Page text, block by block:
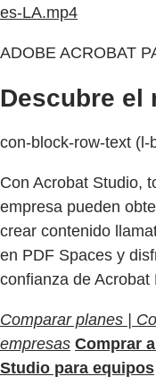
es-LA.mp4
ADOBE ACROBAT
Descubre el
con-block-row-text (l-
Con Acrobat Studio,
empresa pueden
crear contenido
en PDF Spaces y
confianza de Acrobat
Comparar planes |
empresas Comprar
Studio para equipos